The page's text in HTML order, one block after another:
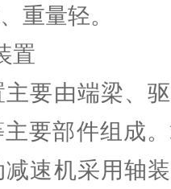
重量轻。
置
要由端梁、
要部件组成
速机采用轴